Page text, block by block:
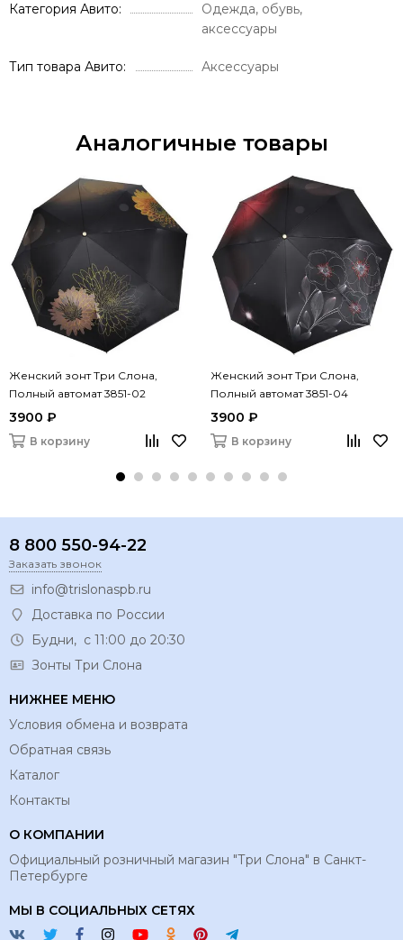
Категория Авито
Одежда, обувь,
аксессуары
Тип товара Авито Аксессуары
Аналогичные товары
Женский зонт Три Слона,
Полный автомат 3851-02
3900 ₽
В корзину
Женский зонт Три Слона,
Полный автомат 3851-04
3900 ₽
В корзину
8 800 550-94-22
Заказать звонок
info@trislonaspb.ru
Доставка по России
Будни, с 11:00 до 20:30
Зонты Три Слона
НИЖНЕЕ МЕНЮ
Условия обмена и возврата
Обратная связь
Каталог
Контакты
О КОМПАНИИ
Официальный розничный магазин "Три Слона" в Санкт-
Петербурге
МЫ В СОЦИАЛЬНЫХ СЕТЯХ